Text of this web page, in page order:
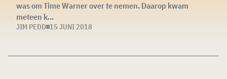
was om Time Warner over te nemen. Daarop kwam
meteen k...
JIM PEDD 15 JUNI 2018